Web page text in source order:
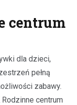
centrum
dla dzieci,
pełną
zabawy.
Rodzinne centrum